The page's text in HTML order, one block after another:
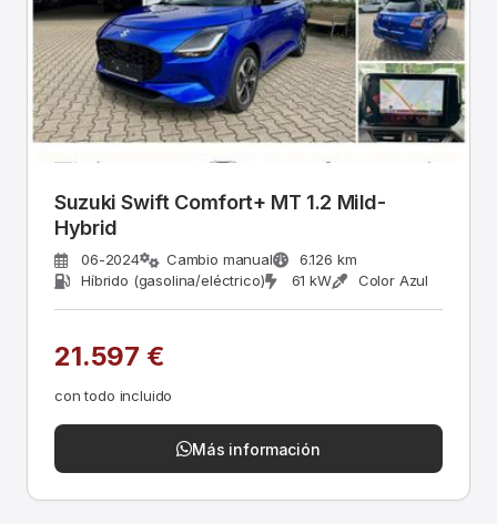
Suzuki Swift Comfort+ MT 1.2 Mild-
Hybrid
06-2024 Cambio manual
6.126 km
Híbrido (gasolina/eléctrico)
61 kW Color Azul
21.597 €
con todo incluido
Más información